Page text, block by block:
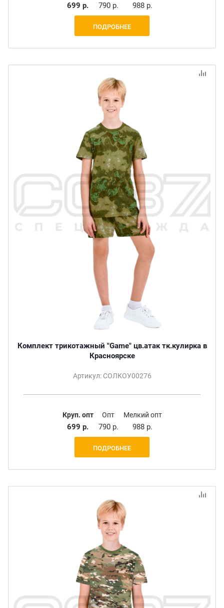
699 р. 790 р. 988 р.
ПОДРОБНЕЕ
Комплект трикотажный "Game" цв.атак тк.кулирка в
Красноярске
Артикул: СОЛКОУ00276
Круп. опт
699 р.
Опт
790 р.
Мелкий опт
988 р.
ПОДРОБНЕЕ